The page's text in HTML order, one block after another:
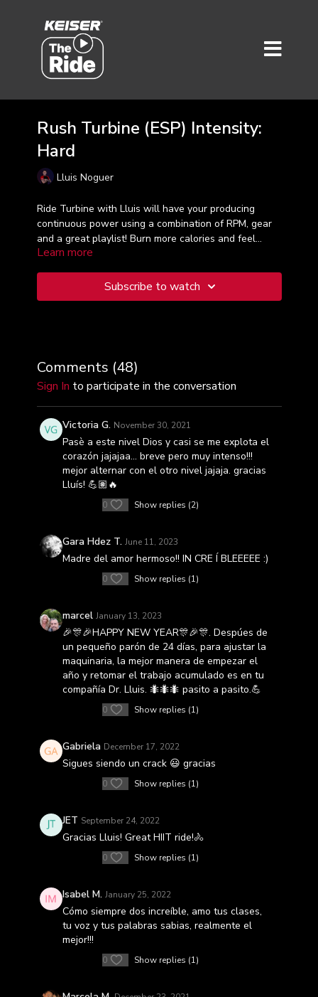
Rush Turbine (ESP) Intensity:
Hard
Lluis Noguer
Ride Turbine with Lluis will have your producing
continuous power using a combination of RPM, gear
and a great playlist! Burn more calories and feel
energized in this 30-minute workout that hits twelve,
Learn more
Subscribe to watch
Comments (48)
Sign In to participate in the conversation
Victoria G. November 30, 2021
Pasè a este nivel Dios y casi se me explota el
corazón jajajaa… breve pero muy intenso!!!
mejor alternar con el otro nivel jajaja. gracias
Lluís! 💪🏽🔥
0 Show replies (2)
Gara Hdez T. June 11, 2023
Madre del amor hermoso!! IN CRE Í BLEEEEE :)
0 Show replies (1)
marcel January 13, 2023
🎉🎊🎉HAPPY NEW YEAR🎊🎉🎊. Despúes de
un pequeño parón de 24 días, para ajustar la
maquinaria, la mejor manera de empezar el
año y retomar el trabajo acumulado es en tu
compañía Dr. Lluis. 🐜🐜🐜 pasito a pasito.💪
0 Show replies (1)
Gabriela December 17, 2022
Sigues siendo un crack 😃 gracias
0 Show replies (1)
JET September 24, 2022
Gracias Lluis! Great HIIT ride!🚴
0 Show replies (1)
Isabel M. January 25, 2022
Cómo siempre dos increíble, amo tus clases,
tu voz y tus palabras sabias, realmente el
mejor!!!
0 Show replies (1)